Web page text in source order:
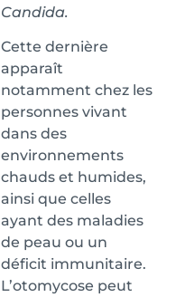
Candida.
Cette dernière
apparaît
notamment chez les
personnes vivant
dans des
environnements
chauds et humides,
ainsi que celles
ayant des maladies
de peau ou un
déficit immunitaire.
L’otomycose peut